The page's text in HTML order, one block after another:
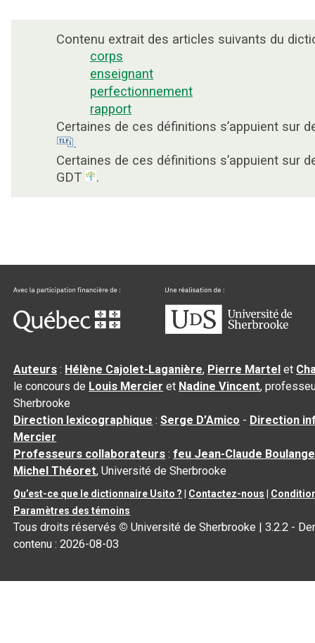
Contenu extrait des articles suivants du
corps
enseignant
perfectionnement
rapport
Certaines de ces définitions s’appuient sur
.
Certaines de ces définitions s’appuient sur
GDT
.
Auteurs : Hélène Cajolet-Laganière, Pierre Martel et
le concours de Louis Mercier et Nadine Vincent,
Sherbrooke
Direction lexicographique :Serge D’Amico - Direction
Mercier
Professeurs collaborateurs :feu Jean-Claude
Michel Théoret, Université de Sherbrooke
Qu’est-ce que le dictionnaire Usito ? Contactez-nous
Paramètres des témoins
Tous droits réservés © Université de Sherbrooke |3.2.2 -
contenu :2026-08-03